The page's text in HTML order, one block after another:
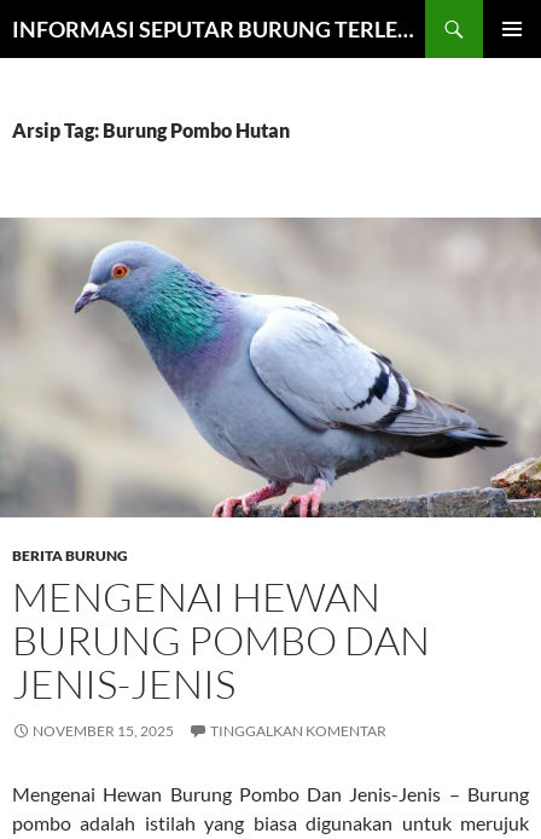
INFORMASI SEPUTAR BURUNG TERLENGKAP
Arsip Tag: Burung Pombo Hutan
BERITA BURUNG
MENGENAI HEWAN
BURUNG POMBO DAN
JENIS-JENIS
NOVEMBER 15, 2025 TINGGALKAN KOMENTAR
Mengenai Hewan Burung Pombo Dan Jenis-Jenis – Burung
pombo adalah istilah yang biasa digunakan untuk merujuk